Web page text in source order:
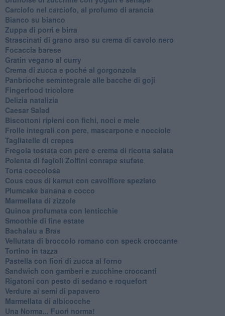
Carciofo nel carciofo, al profumo di arancia
Bianco su bianco
Zuppa di porri e birra
Strascinati di grano arso su crema di cavolo nero
Focaccia barese
Gratin vegano al curry
Crema di zucca e poché al gorgonzola
Panbrioche semintegrale alle bacche di goji
Fingerfood tricolore
Delizia natalizia
Caesar Salad
Biscottoni ripieni con fichi, noci e mele
Frolle integrali con pere, mascarpone e nocciole
Tagliatelle di crepes
Fregola tostata con pere e crema di ricotta salata
Polenta di fagioli Zolfini conrape stufate
Torta coccolosa
Cous cous di kamut con cavolfiore speziato
Plumcake banana e cocco
Marmellata di zizzole
Quinoa profumata con lenticchie
Smoothie di fine estate
Bachalau a Bras
Vellutata di broccolo romano con speck croccante
Tortino in tazza
Pastella con fiori di zucca al forno
Sandwich con gamberi e zucchine croccanti
Rigatoni con pesto di sedano e roquefort
Verdure ai semi di papavero
Marmellata di albicocche
Una Norma... Fuori norma!